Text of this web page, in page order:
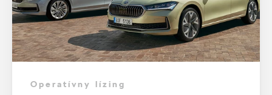
Operatívny lízing